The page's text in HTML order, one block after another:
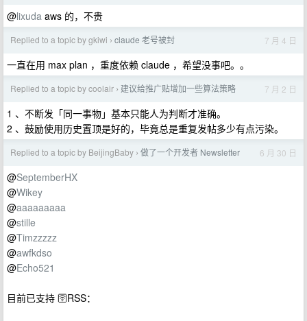
@lixuda aws 的，不贵
Replied to a topic by gkiwi › claude 老号被封 7 月 4 日
一直在用 max plan ，重度依赖 claude ，希望没事吧。。
Replied to a topic by coolair › 建议给推广贴增加一些算法策略 7 月 2 日
1 、不断发「同一事物」基本只能人为判断才准确。
2 、鼓励使用历史置顶是好的，毕竟总是重复发帖多少有点污染。
Replied to a topic by BeijingBaby › 做了一个开发者 Newsletter 6 月 30 日
@SeptemberHX
@Wikey
@aaaaaaaaa
@stille
@Timzzzzz
@awfkdso
@Echo521
目前已支持 🛜RSS：